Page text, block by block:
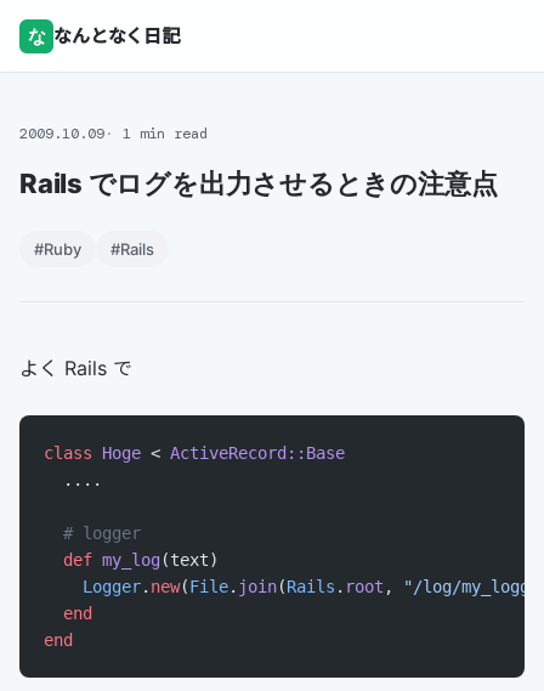
な なんとなく日記
2009.10.09 1 min read
Rails でログを出力させるときの注意点
#Ruby #Rails
よく Rails で
class Hoge < ActiveRecord::Base
  ....
  # logger
  def
my_log(text)
    Logger
. new(File. join(Rails . root ,
"/log/
  end
end